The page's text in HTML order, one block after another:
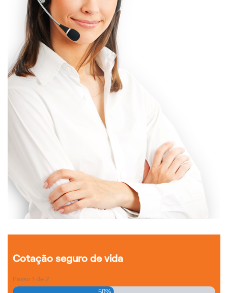
Cotação seguro de vida
Passo 1 de 2